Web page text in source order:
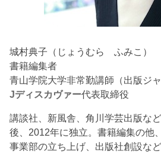
城村典子（じょうむら ふみこ）
書籍編集者
青山学院大学非常勤講師（出版ジャ
Jディスカヴァー代表取締役
講談社、新風舎、角川学芸出版な
後、2012年に独立。書籍編集の他
事業部の立ち上げ、出版社創設な